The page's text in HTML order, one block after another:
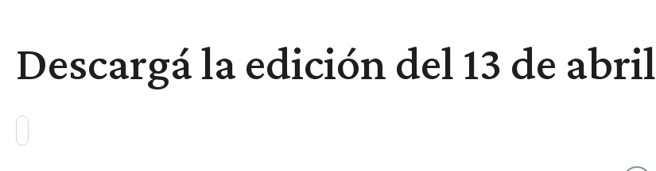
Descargá la edición del 13 de abril